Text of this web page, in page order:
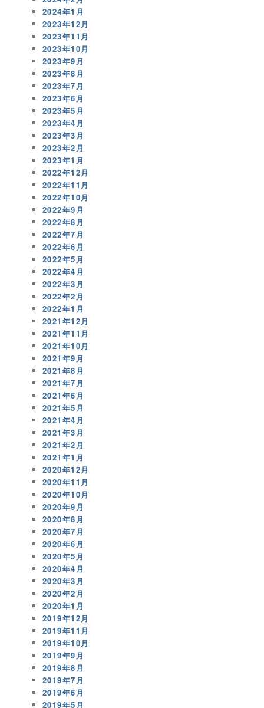
2024年1月
2023年12月
2023年11月
2023年10月
2023年9月
2023年8月
2023年7月
2023年6月
2023年5月
2023年4月
2023年3月
2023年2月
2023年1月
2022年12月
2022年11月
2022年10月
2022年9月
2022年8月
2022年7月
2022年6月
2022年5月
2022年4月
2022年3月
2022年2月
2022年1月
2021年12月
2021年11月
2021年10月
2021年9月
2021年8月
2021年7月
2021年6月
2021年5月
2021年4月
2021年3月
2021年2月
2021年1月
2020年12月
2020年11月
2020年10月
2020年9月
2020年8月
2020年7月
2020年6月
2020年5月
2020年4月
2020年3月
2020年2月
2020年1月
2019年12月
2019年11月
2019年10月
2019年9月
2019年8月
2019年7月
2019年6月
2019年5月